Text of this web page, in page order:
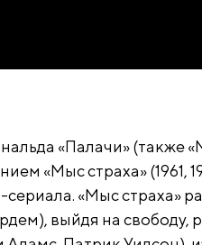
«Палачи» (также
«Мыс страха» (1961,
«Мыс страха»
выйдя на свободу,